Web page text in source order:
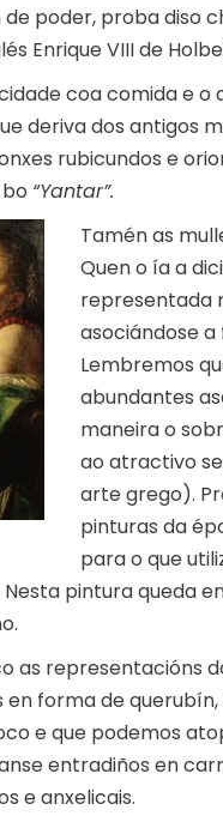
poder, proba diso
Enrique VIII de
coa comida e o
deriva dos antigos
rubicundos e
“Yantar”.
Tamén as
Quen o ía a
representada
asociándose
Lembremos
abundantes
maneira o
ao atractivo
arte grego).
pinturas da
para o que
pintura queda
as representacións
forma de
e que podemos
entradiños en
e anxelicais.